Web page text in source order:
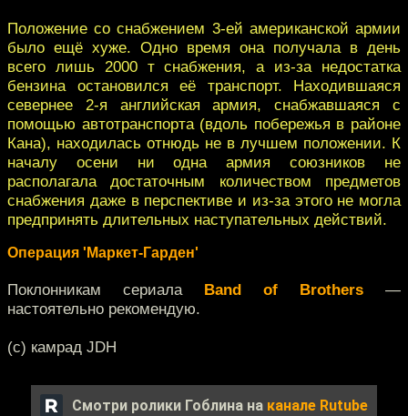
Положение со снабжением 3-ей американской армии
было ещё хуже. Одно время она получала в день
всего лишь 2000 т снабжения, а из-за недостатка
бензина остановился её транспорт. Находившаяся
севернее 2-я английская армия, снабжавшаяся с
помощью автотранспорта (вдоль побережья в районе
Кана), находилась отнюдь не в лучшем положении. К
началу осени ни одна армия союзников не
располагала достаточным количеством предметов
снабжения даже в перспективе и из-за этого не могла
предпринять длительных наступательных действий.
Операция 'Маркет-Гарден'
Поклонникам сериала Band of Brothers —
настоятельно рекомендую.
(с) камрад JDH
Смотри ролики Гоблина на канале Rutube